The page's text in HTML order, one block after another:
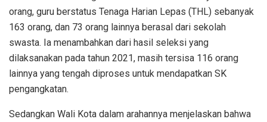
orang, guru berstatus Tenaga Harian Lepas (THL) sebanyak
163 orang, dan 73 orang lainnya berasal dari sekolah
swasta. Ia menambahkan dari hasil seleksi yang
dilaksanakan pada tahun 2021, masih tersisa 116 orang
lainnya yang tengah diproses untuk mendapatkan SK
pengangkatan.
Sedangkan Wali Kota dalam arahannya menjelaskan bahwa